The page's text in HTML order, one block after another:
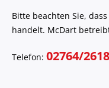
Bitte beachten Sie,
handelt. McDart
Telefon: 02764/